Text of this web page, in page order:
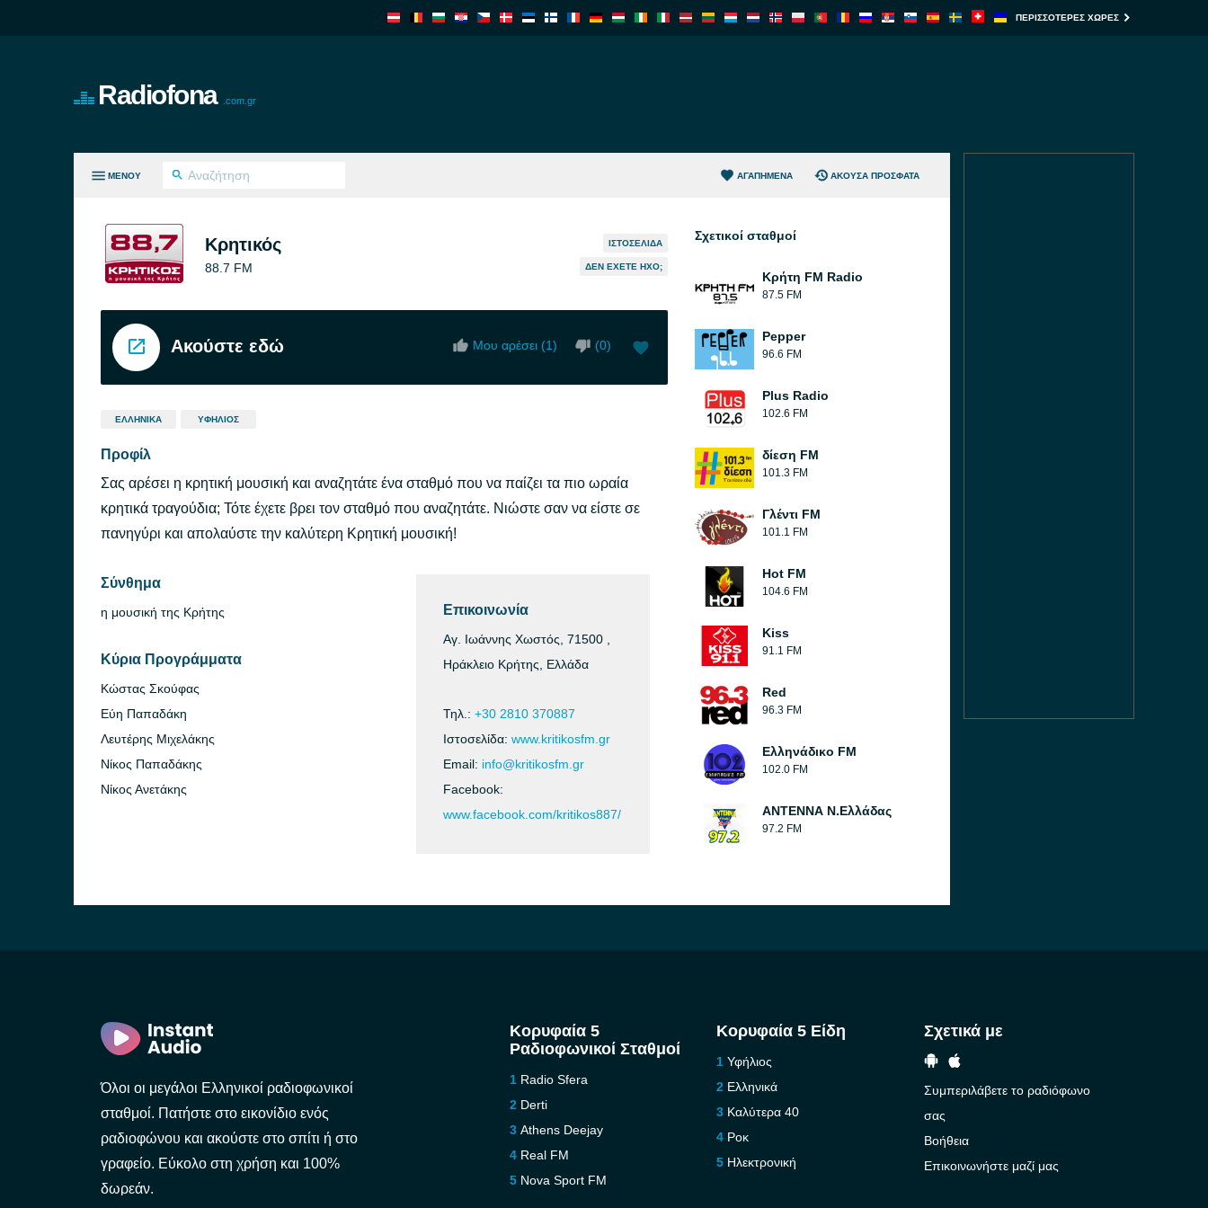
ΠΕΡΙΣΣΌΤΕΡΕΣ ΧΏΡΕΣ
Radiofona .com.gr
ΜΕΝΟΎ ΑΓΑΠΗΜΈΝΑ ΆΚΟΥΣΑ ΠΡΌΣΦΑΤΑ
Κρητικός
88.7 FM
ΙΣΤΟΣΕΛΊΔΑ
ΔΕΝ ΈΧΕΤΕ ΉΧΟ;
Ακούστε εδώ Μου αρέσει (1) (0)
ΕΛΛΗΝΙΚΆ ΥΦΉΛΙΟΣ
Προφίλ
Σας αρέσει η κρητική μουσική και αναζητάτε ένα σταθμό που να παίζει τα πιο ωραία
κρητικά τραγούδια; Τότε έχετε βρει τον σταθμό που αναζητάτε. Νιώστε σαν να είστε σε
πανηγύρι και απολαύστε την καλύτερη Κρητική μουσική!
Σύνθημα
η μουσική της Κρήτης
Κύρια Προγράμματα
Κώστας Σκούφας
Εύη Παπαδάκη
Λευτέρης Μιχελάκης
Νίκος Παπαδάκης
Νίκος Ανετάκης
Επικοινωνία
Αγ. Ιωάννης Χωστός, 71500 ,
Ηράκλειο Κρήτης, Ελλάδα
Τηλ.: +30 2810 370887
Ιστοσελίδα: www.kritikosfm.gr
Email: info@kritikosfm.gr
Facebook:
www.facebook.com/kritikos887/
Σχετικοί σταθμοί
Κρήτη FM Radio
87.5 FM
Pepper
96.6 FM
Plus Radio
102.6 FM
δίεση FM
101.3 FM
Γλέντι FM
101.1 FM
Hot FM
104.6 FM
Kiss
91.1 FM
Red
96.3 FM
Ελληνάδικο FM
102.0 FM
ΑΝΤΕΝΝΑ Ν.Ελλάδας
97.2 FM
Όλοι οι μεγάλοι Ελληνικοί ραδιοφωνικοί
σταθμοί. Πατήστε στο εικονίδιο ενός
ραδιοφώνου και ακούστε στο σπίτι ή στο
γραφείο. Εύκολο στη χρήση και 100%
δωρεάν.
Κορυφαία 5
Ραδιοφωνικοί Σταθμοί
Radio Sfera
Derti
Athens Deejay
Real FM
Nova Sport FM
Κορυφαία 5 Είδη
Υφήλιος
Ελληνικά
Καλύτερα 40
Ροκ
Ηλεκτρονική
Σχετικά με
Συμπεριλάβετε το ραδιόφωνο
σας
Βοήθεια
Επικοινωνήστε μαζί μας